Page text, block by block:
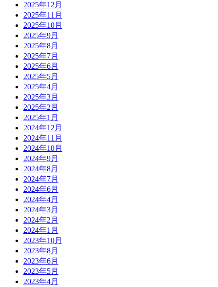
2025年12月
2025年11月
2025年10月
2025年9月
2025年8月
2025年7月
2025年6月
2025年5月
2025年4月
2025年3月
2025年2月
2025年1月
2024年12月
2024年11月
2024年10月
2024年9月
2024年8月
2024年7月
2024年6月
2024年4月
2024年3月
2024年2月
2024年1月
2023年10月
2023年8月
2023年6月
2023年5月
2023年4月